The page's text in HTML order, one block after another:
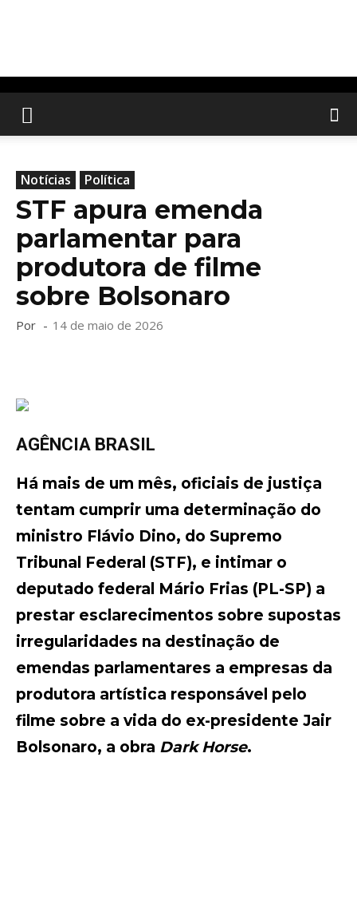
Notícias Política
STF apura emenda
parlamentar para
produtora de filme
sobre Bolsonaro
Por - 14 de maio de 2026
AGÊNCIA BRASIL
Há mais de um mês, oficiais de justiça
tentam cumprir uma determinação do
ministro Flávio Dino, do Supremo
Tribunal Federal (STF), e intimar o
deputado federal Mário Frias (PL-SP) a
prestar esclarecimentos sobre supostas
irregularidades na destinação de
emendas parlamentares a empresas da
produtora artística responsável pelo
filme sobre a vida do ex-presidente Jair
Bolsonaro, a obra Dark Horse.